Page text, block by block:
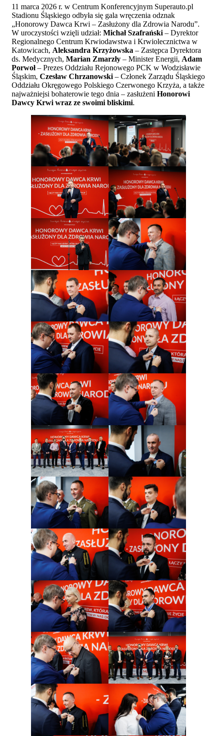
11 marca 2026 r. w Centrum Konferencyjnym Superauto.pl
Stadionu Śląskiego odbyła się gala wręczenia odznak
„Honorowy Dawca Krwi – Zasłużony dla Zdrowia Narodu”.
W uroczystości wzięli udział: Michał Szafrański – Dyrektor
Regionalnego Centrum Krwiodawstwa i Krwiolecznictwa w
Katowicach, Aleksandra Krzyżowska – Zastępca Dyrektora
ds. Medycznych, Marian Zmarzły – Minister Energii, Adam
Porwoł– Prezes Oddziału Rejonowego PCK w Wodzisławie
Śląskim, Czesław Chrzanowski – Członek Zarządu Śląskiego
Oddziału Okręgowego Polskiego Czerwonego Krzyża, a także
najważniejsi bohaterowie tego dnia – zasłużeni Honorowi
Dawcy Krwi wraz ze swoimi bliskimi.